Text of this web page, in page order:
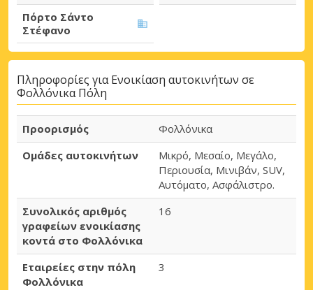
Πόρτο Σάντο
Στέφανο
Πληροφορίες για Ενοικίαση αυτοκινήτων σε
Φολλόνικα Πόλη
Προορισμός
Φολλόνικα
Ομάδες αυτοκινήτων
Μικρό, Μεσαίο, Μεγάλο,
Περιουσία, Μινιβάν, SUV,
Αυτόματο, Ασφάλιστρο.
Συνολικός αριθμός
γραφείων ενοικίασης
κοντά στο Φολλόνικα
16
Εταιρείες στην πόλη
Φολλόνικα
3